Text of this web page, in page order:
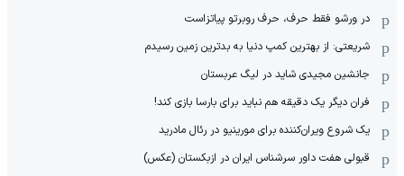
در ورشو فقط حرف، حرف روبرتو پیاتزاست
شریعتی: از بهترین کمپ‌ دنیا به بدترین زمین‌ رسیدم
جانشین مجیدی شاید در لیگ عربستان
فران دیگر یک دقیقه هم نباید برای بارسا بازی کند!
یک شروع ویران‌کننده برای مورینیو در رئال مادرید
قبولی هفت داور سرشناس ایران در ازبکستان (عکس)